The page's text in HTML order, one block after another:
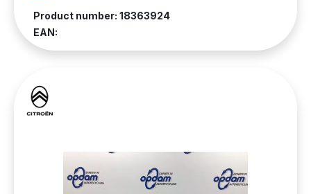
Product number: 18363924
EAN: